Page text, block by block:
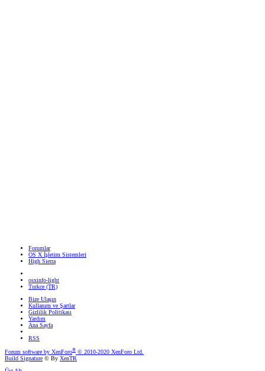
Forumlar
OS X İşletim Sistemleri
High Sierra
osxinfo-light
Turkce (TR)
Bize Ulaşın
Kullanım ve Şartlar
Gizlilik Politikası
Yardım
Ana Sayfa
RSS
Forum software by XenForo® © 2010-2020 XenForo Ltd.
Build Signature © By XenTR